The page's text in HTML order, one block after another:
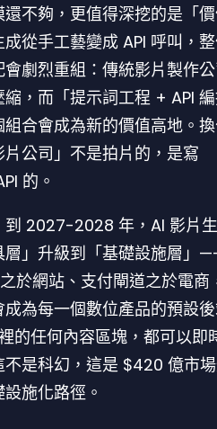
不夠，更值得深挖的是「
從手工藝變成 API 呼叫，
劇烈重組：傳統影片製作
縮，而「提示詞工程 + API
合會成為新的價值高地。
公司」不是拍片的，是寫
的。
到 2027-2028 年，AI 影片
層」升級到「基礎設施層」
於網站、支付閘道之於電商
成為每一個數位產品的預設
的任何內容區塊，都可以即
不是科幻，這是 $420 億市
施化路徑。